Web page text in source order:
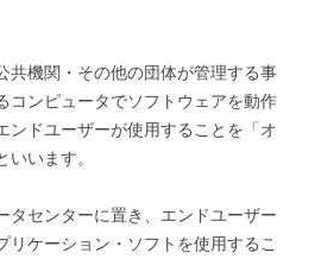
共機関・その他の団体が管理する事
コンピュータでソフトウェアを動作
ンドユーザーが使用することを「オ
います。
タセンターに置き、エンドユーザー
リケーション・ソフトを使用するこ